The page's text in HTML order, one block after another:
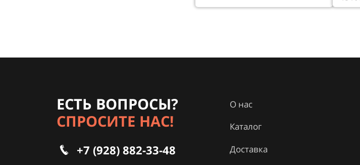
ЕСТЬ ВОПРОСЫ?
СПРОСИТЕ НАС!
+7 (928) 882-33-48
О нас
Каталог
Доставка